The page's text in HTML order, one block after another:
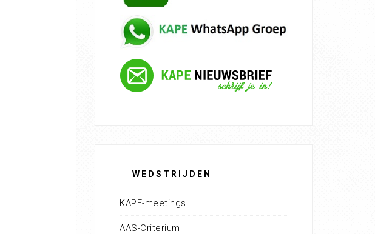
WEDSTRIJDEN
KAPE-meetings
AAS-Criterium